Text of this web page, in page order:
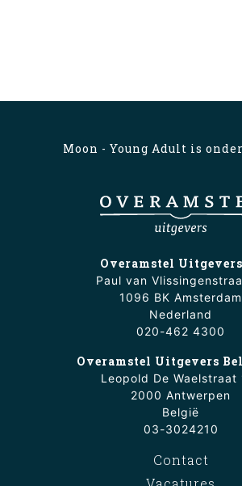
Moon - Young Adult is
Overamstel
Paul van
1096 BK Amsterdam
Nederland
020-462 4300
Overamstel Uitgevers
Leopold De Waelstraat
2000 Antwerpen
België
03-3024210
Contact